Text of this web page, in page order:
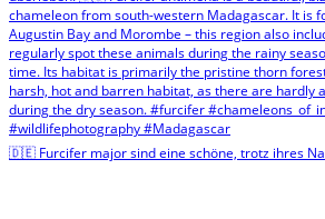
🇩🇪 Furcifer major sind eine schöne, trotz ihres Na